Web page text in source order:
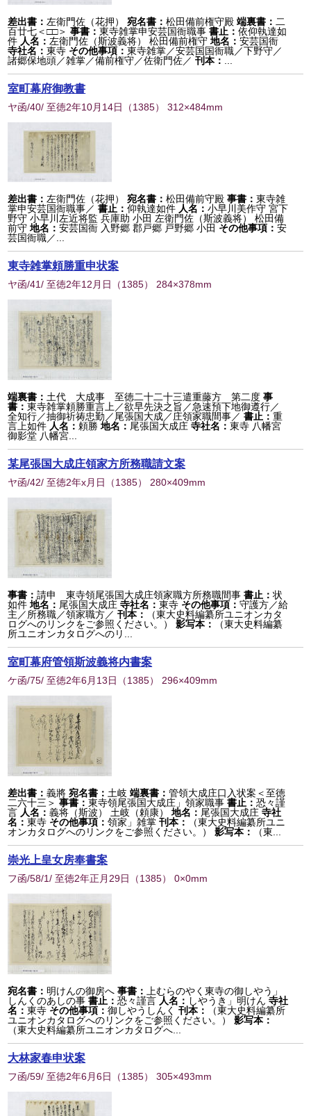
差出書： 左衛門佐（花押） 宛名書：松田備前権守殿 端裏書： 二
百廿七＜□□＞ 事書：東寺雑掌申安芸国衙職事書止：依仰執達如
件 人名： 左衛門佐（斯波義将） 松田備前権守 地名：安芸国衙
寺社名：東寺 その他事項：東寺雑掌／安芸国国衙職／下野守／
諸郷保地頭／雑掌／備前権守／佐衛門佐／刊本：
室町幕府御教書
ヤ函/40/ 至徳2年10月14日 （1385） 312×484mm
差出書： 左衛門佐（花押） 宛名書：松田備前守殿 事書：東寺雑
掌申安芸国衙職事／書止：仰執達如件 人名：小早川美作守 宮下
野守 小早川左近将監 兵庫助 小田 左衛門佐（斯波義将） 松田備
前守 地名：安芸国衙 入野郷 郡戸郷 戸野郷 小田 その他事項：安
芸国衙職／...
東寺雑掌頼勝重申状案
ヤ函/41/ 至徳2年12月日 （1385） 284×378mm
端裏書： 土代 大成事 至徳二十二十三遣重藤方 第二度 事
書：東寺雑掌頼勝重言上／欲早先決之旨／急速預下地御遵行／
全知行／抽御祈祷忠勤／尾張国大成／庄領家職間事／書止：重
言上如件 人名： 頼勝 地名： 尾張国大成庄 寺社名：東寺 八幡宮
御影堂 八幡宮...
某尾張国大成庄領家方所務職請文案
ヤ函/42/ 至徳2年x月日 （1385） 280×409mm
事書：請申 東寺領尾張国大成庄領家職方所務職間事書止：状
如件 地名： 尾張国大成庄 寺社名：東寺 その他事項：守護方／給
主／所務職／領家職方／刊本：
（東大史料編纂所ユニオンカタ
ログへのリンクをご参照ください。）
影写本：
（東大史料編纂
所ユニオンカタログへのリ...
室町幕府管領斯波義将内書案
ケ函/75/ 至徳2年6月13日 （1385） 296×409mm
差出書：義將 宛名書： 土岐 端裏書：管領大成庄口入状案＜至徳
二六十三＞ 事書：東寺領尾張国大成庄」領家職事書止：恐々謹
言 人名：義将（斯波） 土岐（頼康） 地名： 尾張国大成庄 寺社
名：東寺 その他事項：領家」雑掌刊本：
（東大史料編纂所ユニ
オンカタログへのリンクをご参照ください。）
影写本： （東...
崇光上皇女房奉書案
フ函/58/1/ 至徳2年正月29日 （1385） 0×0mm
宛名書： 明けんの御房へ 事書：
上むらのやく東寺の御しやう」
しんくのあしの事書止：恐々謹言 人名： しやうき」明けん 寺社
名：東寺 その他事項：御しやうしんく刊本：
（東大史料編纂所
ユニオンカタログへのリンクをご参照ください。）
影写本：
（東大史料編纂所ユニオンカタログへ...
大林家春申状案
フ函/59/ 至徳2年6月6日 （1385） 305×493mm